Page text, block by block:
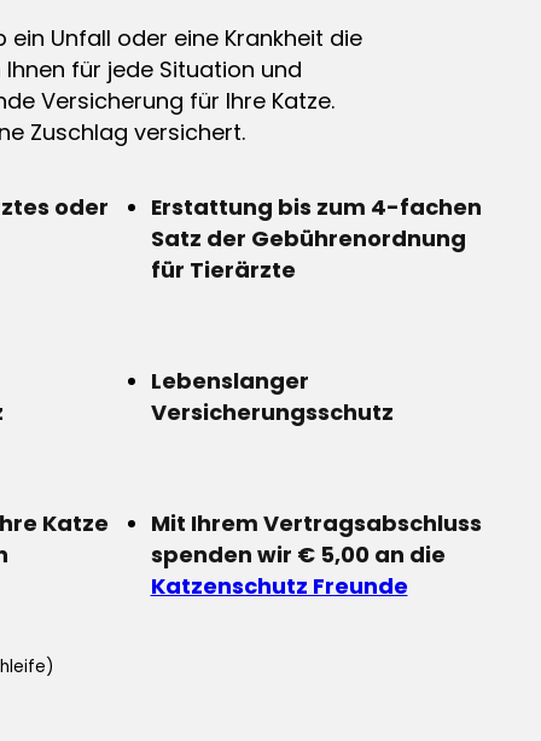
Unfall oder eine Krankheit die
für jede Situation und
Versicherung für Ihre Katze.
Zuschlag versichert.
oder
Erstattung bis zum 4-fachen
Satz der Gebührenordnung
für Tierärzte
Lebenslanger
Versicherungsschutz
Katze
Mit Ihrem Vertragsabschluss
spenden wir € 5,00 an die
Katzenschutz Freunde